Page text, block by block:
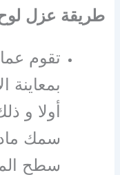
طريقة عزل لوح
تقوم
أولا و
سمك
سطح